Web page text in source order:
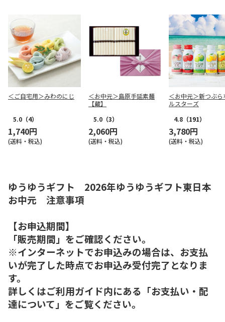
＜ご自宅用＞みわのにじ
5.0 （4）
1,740円
(送料・税込)
＜お中元＞島原手延素麺
【蔵】
5.0 （3）
2,060円
(送料・税込)
＜お中元＞新つぶら
ルスターズ
4.8 （191）
3,780円
(送料・税込)
ゆうゆうギフト 2026年ゆうゆうギフト東日本
お中元 注意事項
【お申込期間】
「販売期間」をご確認ください。
※インターネットでお申込みの場合は、お支払
いが完了した時点でお申込み受付完了となりま
す。
詳しくはご利用ガイド内にある「お支払い・配
達について」をご覧ください。